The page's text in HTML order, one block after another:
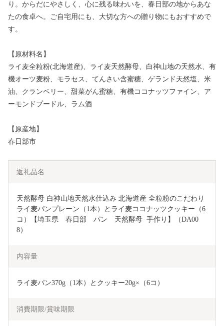
り。からだにやさしく、心に残る味わいを、春日部の地からあな
たの食卓へ。ご自宅用にも、大切な方への贈り物にもおすすめで
す。
【原材料名】
ライ麦全粒粉(北海道産)、ライ麦天然酵母、白神山地の天然水、有
機オーツ麦粉、モラセス、てんさい含蜜糖、ゲランド天然塩、米
油、クランベリー、甜菜がん蜜糖、有機ココナッツファイン、ア
ーモンドプードル、ラム酒
【原産地】
春日部市
返礼品名
天然酵母 白神山地天然水仕込み 北海道産 全粒粉のこだわり
ライ麦パンプレーン（1本）とライ麦ココナッツクッキー（6
コ）【埼玉県　春日部　パン　天然酵母  手作り】（DA00
8）
内容量
ライ麦パン370g（1本）とクッキー20g×（6コ）
消費期限/賞味期限